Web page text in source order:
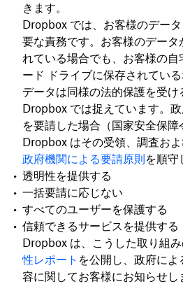
きます。
Dropbox では、お客様のデー
要な責務です。お客様のデータ
れている場合でも、お客様の
ード ドライブに保存されてい
データは同様の法的保護を受け
Dropbox では捉えています。
を要請した場合（国家安全保障
Dropbox はその受領、調査お
政府機関による要請原則を順守
透明性を提供する
一括要請に応じない
すべてのユーザーを保護する
信頼できるサービスを提供する
Dropbox は、こうした取り組み
性レポート を公開し、政府に
容に関してお客様にお知らせ